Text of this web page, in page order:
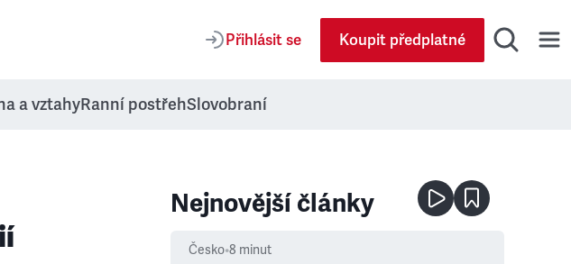
Přihlásit se Koupit předplatné
a vztahyRanní postřehSlovobraní
Nejnovější články
Česko•8 minut